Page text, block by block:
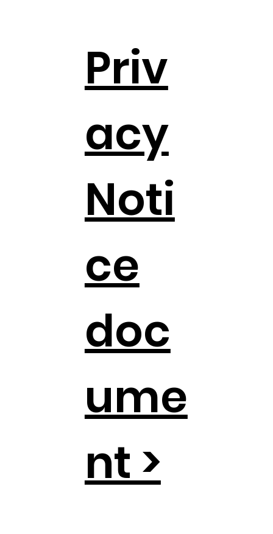
Priv
acy
Noti
ce
doc
ume
nt >